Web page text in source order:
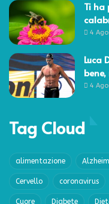
Ti ha
4
Luca
4
Tag Cloud
alimentazione
Cervello coronavirus
Cuore Diabete